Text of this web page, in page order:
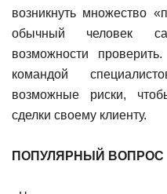
возникнуть множество
обычный человек
возможности
командой
возможные риски,
сделки своему клиенту.
ПОПУЛЯРНЫЙ ВОПРОС